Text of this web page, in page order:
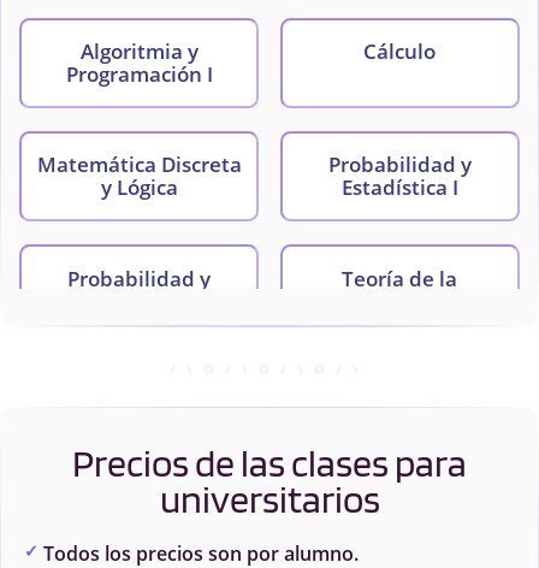
Algoritmia y
Programación I
Cálculo
Matemática Discreta
y Lógica
Probabilidad y
Estadística I
Probabilidad y
Teoría de la
Precios de las clases para
universitarios
Todos los precios son por alumno.